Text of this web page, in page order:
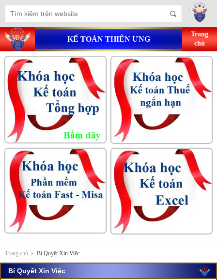
KẾ TOÁN THIÊN ƯNG
Trang
chủ
Trang chủ Bí Quyết Xin Việc
Bí Quyết Xin Việc